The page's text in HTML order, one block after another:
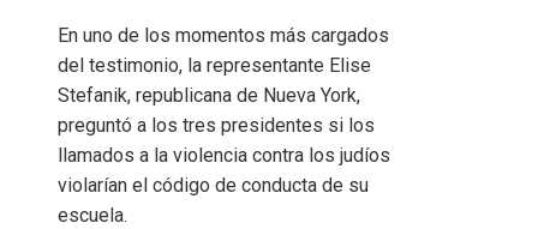
En uno de los momentos más cargados
del testimonio, la representante Elise
Stefanik, republicana de Nueva York,
preguntó a los tres presidentes si los
llamados a la violencia contra los judíos
violarían el código de conducta de su
escuela.